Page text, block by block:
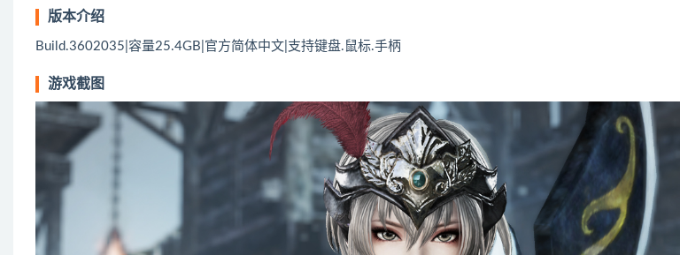
版本介绍
Build.3602035|容量25.4GB|官方简体中文|支持键盘.鼠标.手柄
游戏截图